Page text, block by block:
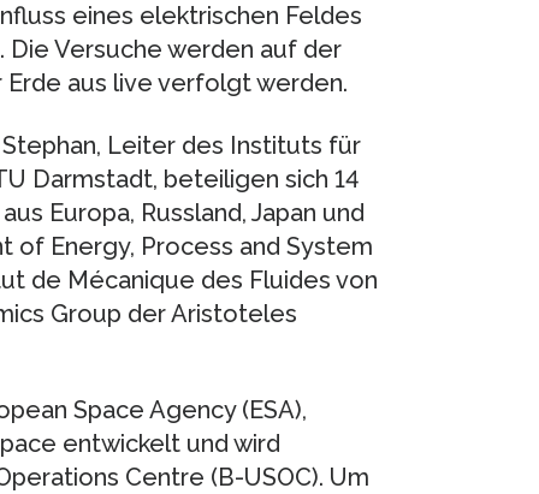
eines elektrischen Feldes
Versuche werden auf der
Erde aus live verfolgt werden.
Leiter des Instituts für
Darmstadt, beteiligen sich 14
Europa, Russland, Japan und
of Energy, Process and System
de Mécanique des Fluides von
Group der Aristoteles
Space Agency (ESA),
entwickelt und wird
Centre (B-USOC). Um